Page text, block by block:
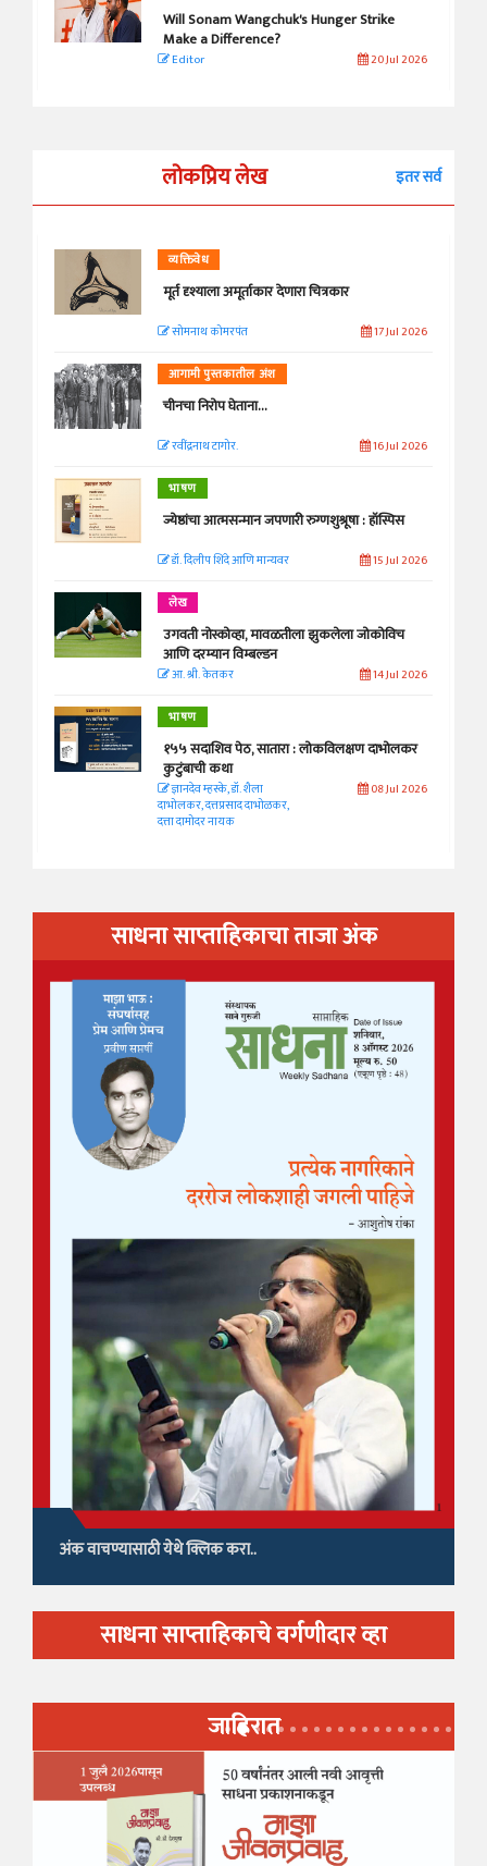
Will Sonam Wangchuk's Hunger Strike
Make a Difference?
Editor 20 Jul 2026
लोकप्रिय लेख इतर सर्व
व्यक्तिवेध
मूर्त दृश्याला अमूर्ताकार देणारा चित्रकार
सोमनाथ कोमरपंत 17 Jul 2026
आगामी पुस्तकातील अंश
चीनचा निरोप घेताना...
रवींद्रनाथ टागोर. 16 Jul 2026
भाषण
ज्येष्ठांचा आत्मसन्मान जपणारी रुग्णशुश्रूषा : हॉस्पिस
डॉ. दिलीप शिंदे आणि मान्यवर 15 Jul 2026
लेख
उगवती नोस्कोव्हा, मावळतीला झुकलेला जोकोविच
आणि दरम्यान विम्बल्डन
आ. श्री. केतकर 14 Jul 2026
भाषण
१५५ सदाशिव पेठ, सातारा : लोकविलक्षण दाभोलकर
कुटुंबाची कथा
ज्ञानदेव म्हस्के, डॉ. शैला
दाभोलकर, दत्तप्रसाद दाभोळकर,
दत्ता दामोदर नायक
08 Jul 2026
साधना साप्ताहिकाचा ताजा अंक
अंक वाचण्यासाठी येथे क्लिक करा..
साधना साप्ताहिकाचे वर्गणीदार व्हा
जाहिरात